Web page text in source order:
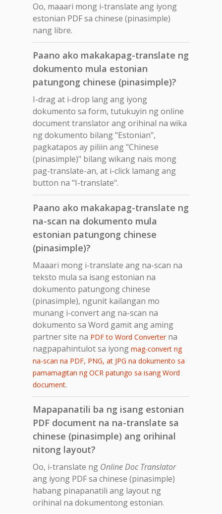
Oo, maaari mong i-translate ang iyong
estonian PDF sa chinese (pinasimple)
nang libre.
Paano ako makakapag-translate ng
dokumento mula estonian
patungong chinese (pinasimple)?
I-drag at i-drop lang ang iyong
dokumento sa form, tutukuyin ng online
document translator ang orihinal na wika
ng dokumento bilang "Estonian",
pagkatapos ay piliin ang "Chinese
(pinasimple)" bilang wikang nais mong
pag-translate-an, at i-click lamang ang
button na "I-translate".
Paano ako makakapag-translate ng
na-scan na dokumento mula
estonian patungong chinese
(pinasimple)?
Maaari mong i-translate ang na-scan na
teksto mula sa isang estonian na
dokumento patungong chinese
(pinasimple), ngunit kailangan mo
munang i-convert ang na-scan na
dokumento sa Word gamit ang aming
partner site na PDF to Word Converterna
nagpapahintulot sa iyong mag-convert ng
na-scan na PDF, PNG, at JPG na dokumento sa
pamamagitan ng OCR patungo sa isang Word
document.
Mapapanatili ba ng isang estonian
PDF document na na-translate sa
chinese (pinasimple) ang orihinal
nitong layout?
Oo, i-translate ng Online Doc Translator
ang iyong PDF sa chinese (pinasimple)
habang pinapanatili ang layout ng
orihinal na dokumentong estonian.